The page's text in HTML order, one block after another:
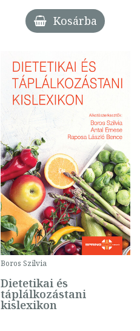
Kosárba
Boros Szilvia
Dietetikai és
táplálkozástani
kislexikon